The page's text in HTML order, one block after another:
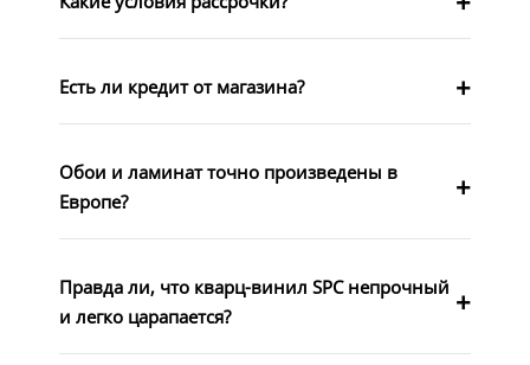
Есть ли кредит от магазина?
Обои и ламинат точно произведены в
Европе?
Правда ли, что кварц-винил SPC непрочный
и легко царапается?